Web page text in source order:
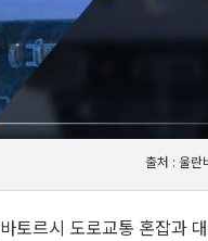
출처 : 울란
토르시 도로교통 혼잡과